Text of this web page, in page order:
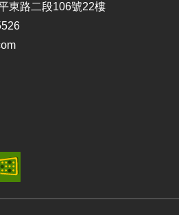
東路二段106號22樓